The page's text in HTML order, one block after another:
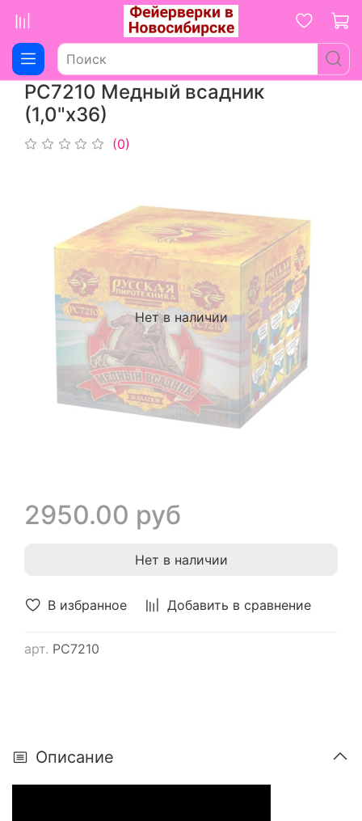
РС7210 Медный всадник
(1,0"х36)
(0)
В избранное Добавить в сравнение
арт. РС7210
Нет в наличии
2950.00 руб
Нет в наличии
Описание